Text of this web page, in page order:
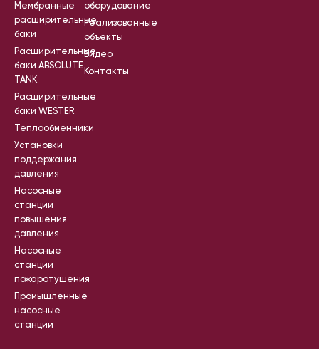
Мембранные
расширительные
баки
Расширительные
баки ABSOLUTE
TANK
Расширительные
баки WESTER
Теплообменники
Установки
поддержания
давления
Насосные
станции
повышения
давления
Насосные
станции
пожаротушения
Промышленные
насосные
станции
оборудование
Реализованные
объекты
Видео
Контакты